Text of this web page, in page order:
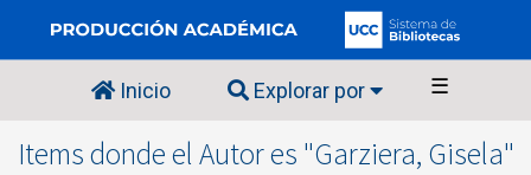
Inicio Explorar por ☰
Items donde el Autor es "Garziera, Gisela"